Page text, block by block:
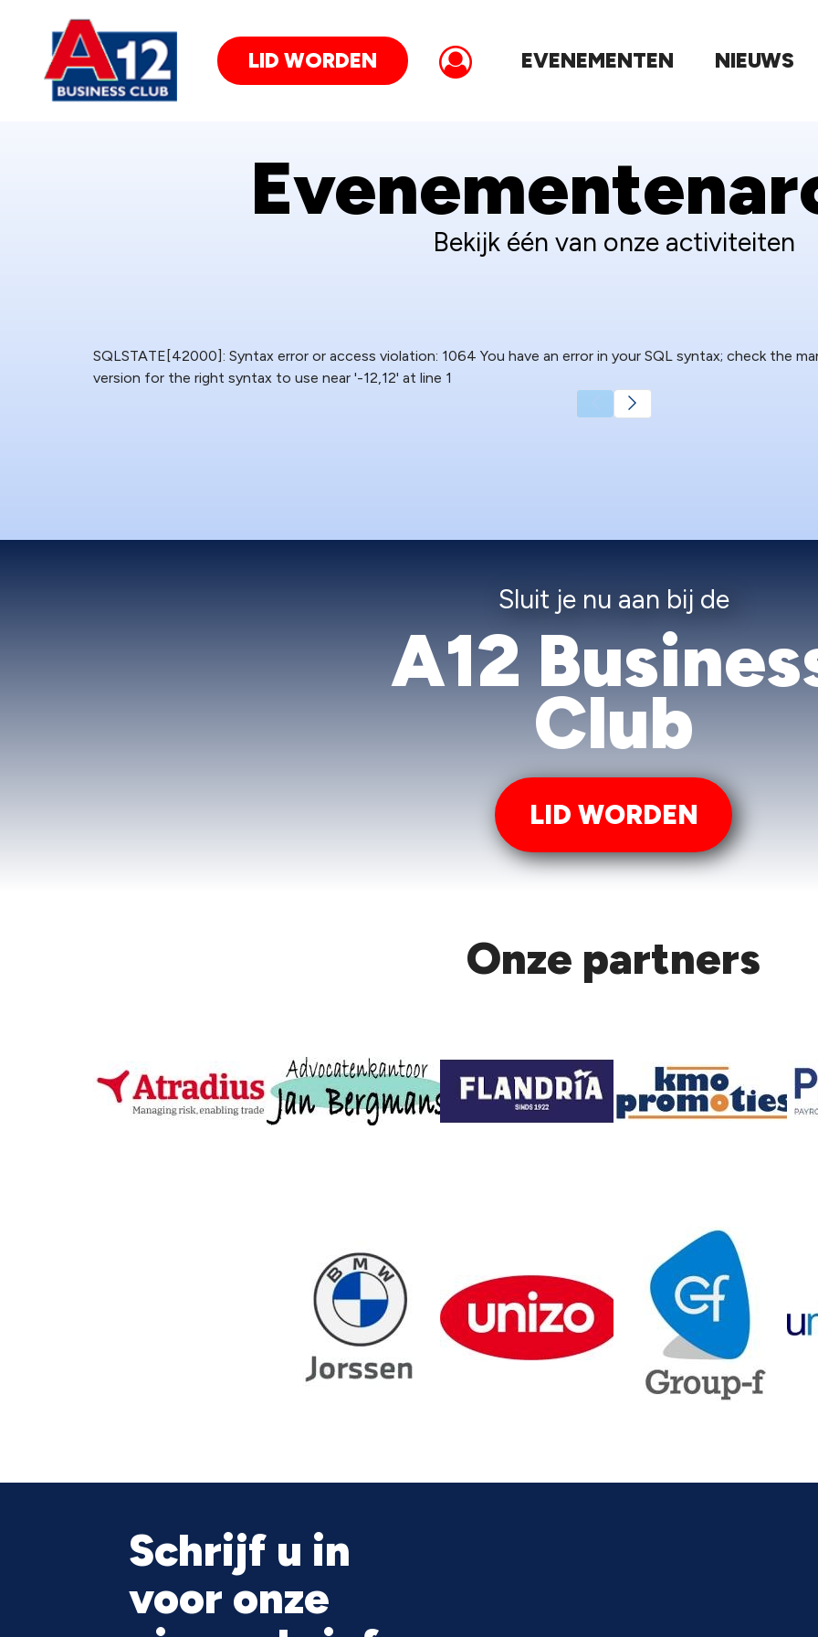
LID WORDEN EVENEMENTEN NIEUWS
Bekijk één van onze activiteiten
SQLSTATE[42000]: Syntax error or access violation: 1064 You have an error in your SQL syntax; check the
version for the right syntax to use near '-12,12' at line 1
Sluit je nu aan bij de
A12
Club
LID WORDEN
Onze partners
Schrijf u in
voor onze